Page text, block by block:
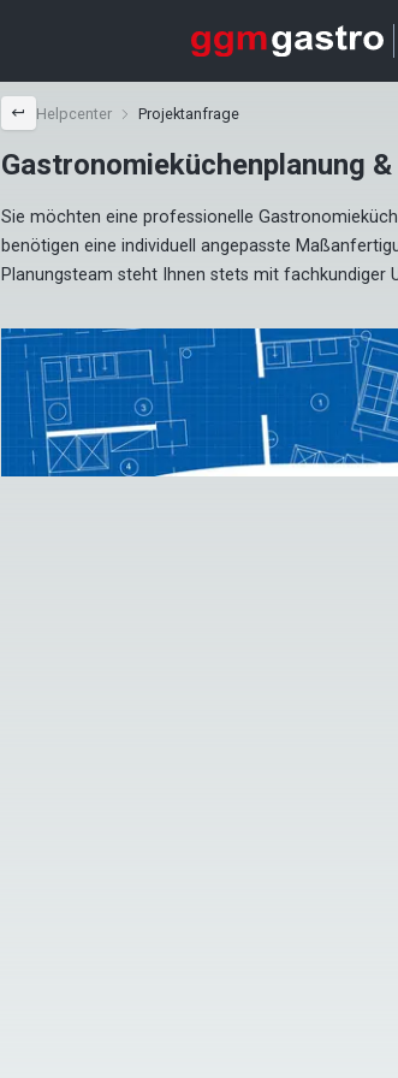
back Helpcenter Projektanfrage
Gastronomieküchenplanung
Sie möchten eine professionelle
benötigen eine individuell angepasste
Planungsteam steht Ihnen stets mit fachkundiger